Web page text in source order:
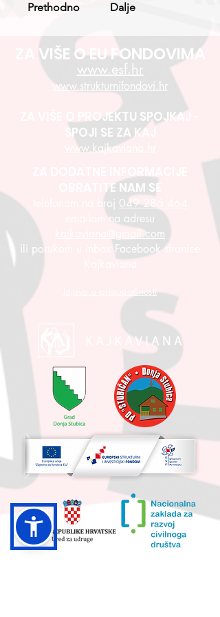
Prethodno Dalje
ZA VIŠE O EU FONDOVIMA
www.esf.hr
www.strukturnifondovi.hr
ZA VIŠE O PROJEKTU SPOJKAJ -
SPOJI SE ZA KAJ
www.kajkaviana.hr
ZA DODATNE INFORMACIJE
OBRATITE NAM SE
telefonom na broj 049 286 464
emailom na adresu
kajkaviana@gmail.com
ili porukom u inbox Facebook stranice
Kajkaviana
Izjava o pristupačnosti